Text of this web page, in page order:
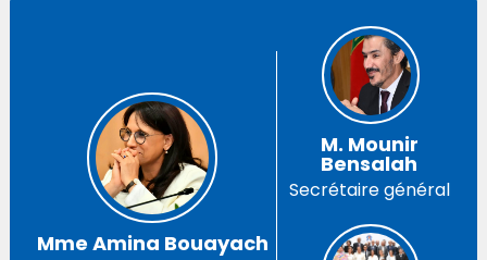
Mme Amina Bouayach
M. Mounir
Bensalah
Secrétaire général